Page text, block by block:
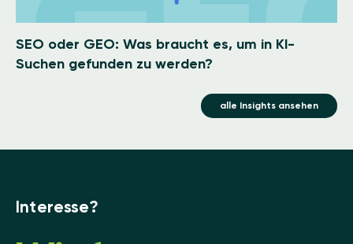
SEO oder GEO: Was braucht es, um in KI-
Suchen gefunden zu werden?
alle Insights ansehen
Interesse?